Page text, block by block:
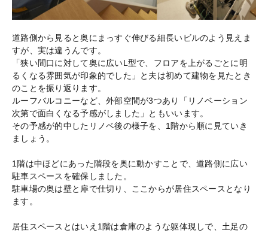
道路側から見ると奥にまっすぐ伸びる細長いビルのよう見えま
すが、実は違うんです。
「狭い間口に対して奥に広いL型で、フロアを上がるごとに明
るくなる雰囲気が印象的でした」と夫は初めて建物を見たとき
のことを振り返ります。
ルーフバルコニーなど、外部空間が3つあり「リノベーション
次第で面白くなる予感がしました」ともいいます。
その予感が的中したリノベ後の様子を、1階から順に見ていき
ましょう。
1階は中ほどにあった階段を奥に動かすことで、道路側に広い
駐車スペースを確保しました。
駐車場の奥は壁と扉で仕切り、ここからが居住スペースとなり
ます。
居住スペースとはいえ1階は倉庫のような躯体現しで、土足の